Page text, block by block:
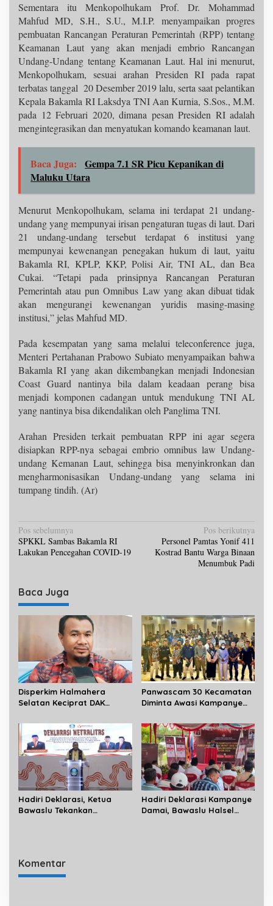
Sementara itu Menkopolhukam Prof. Dr. Mohammad
Mahfud MD, S.H., S.U., M.I.P. menyampaikan progres
pembuatan Rancangan Peraturan Pemerintah (RPP) tentang
Keamanan Laut yang akan menjadi embrio Rancangan
Undang-Undang tentang Keamanan Laut. Hal ini menurut,
Menkopolhukam, sesuai arahan Presiden RI pada rapat
terbatas tanggal 20 Desember 2019 lalu, serta saat pelantikan
Kepala Bakamla RI Laksdya TNI Aan Kurnia, S.Sos., M.M.
pada 12 Februari 2020, dimana pesan Presiden RI adalah
mengintegrasikan dan menyatukan komando keamanan laut.
Baca Juga:
Gempa 7.1 SR Picu Kepanikan di
Maluku Utara
Menurut Menkopolhukam, selama ini terdapat 21 undang-
undang yang mempunyai irisan pengaturan tugas di laut. Dari
21 undang-undang tersebut terdapat 6 institusi yang
mempunyai kewenangan penegakan hukum di laut, yaitu
Bakamla RI, KPLP, KKP, Polisi Air, TNI AL, dan Bea
Cukai. “Tetapi pada prinsipnya Rancangan Peraturan
Pemerintah atau pun Omnibus Law yang akan dibuat tidak
akan mengurangi kewenangan yuridis masing-masing
institusi,” jelas Mahfud MD.
Pada kesempatan yang sama melalui teleconference juga,
Menteri Pertahanan Prabowo Subiato menyampaikan bahwa
Bakamla RI yang akan dikembangkan menjadi Indonesian
Coast Guard nantinya bila dalam keadaan perang bisa
menjadi komponen cadangan untuk mendukung TNI AL
yang nantinya bisa dikendalikan oleh Panglima TNI.
Arahan Presiden terkait pembuatan RPP ini agar segera
disiapkan RPP-nya sebagai embrio omnibus law Undang-
undang Kemanan Laut, sehingga bisa menyinkronkan dan
mengharmonisasikan Undang-undang yang selama ini
tumpang tindih. (Ar)
N
a
i
g
a
s
i
p
o
s
Pos sebelumnya
SPKKL Sambas Bakamla RI
Lakukan Pencegahan COVID-19
Pos berikutnya
Personel Pamtas Yonif 411
Kostrad Bantu Warga Binaan
Menumbuk Padi
Baca Juga
Disperkim Halmahera
Selatan Keciprat DAK
Panwascam 30 Kecamatan
Diminta Awasi Kampanye
Wakil Bupati Halsel
Hadiri Deklarasi, Ketua
Bawaslu Tekankan
Hadiri Deklarasi Kampanye
Damai, Bawaslu Halsel
Komentar